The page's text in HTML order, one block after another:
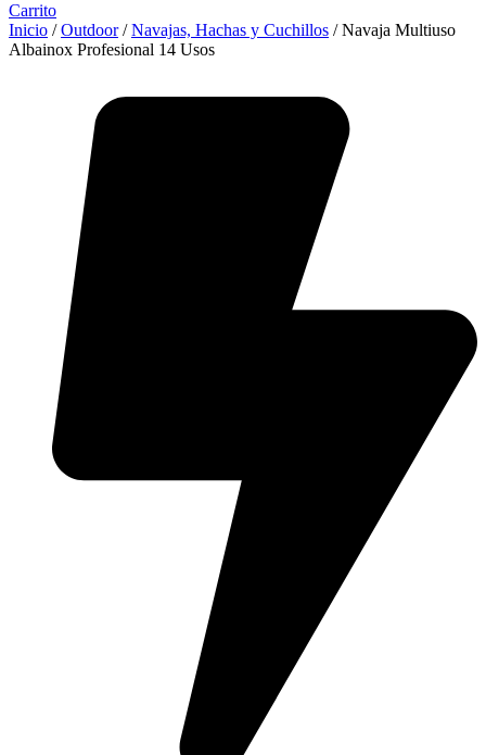
Carrito
Inicio /Outdoor/Navajas, Hachas y Cuchillos / Navaja Multiuso
Albainox Profesional 14 Usos